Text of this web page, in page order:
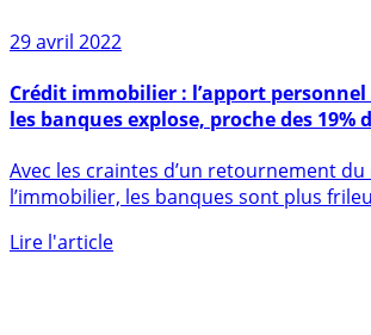
29 avril 2022
les banques explose, proche des 19%
empruntée (en hausse de +78% en un
l’immobilier, les banques sont plus